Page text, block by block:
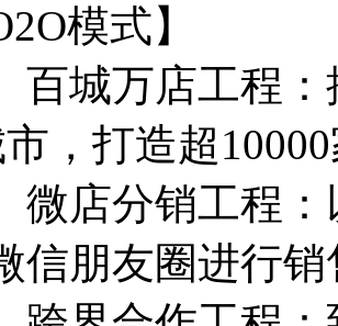
模式】
城万店工程：
市，打造超
店分销工程：
信朋友圈进行